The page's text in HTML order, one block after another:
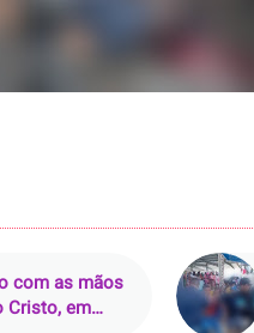
com as mãos
Cristo, em